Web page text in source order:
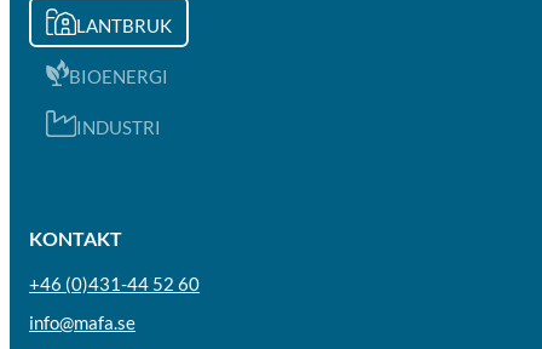
LANTBRUK
BIOENERGI
INDUSTRI
KONTAKT
+46 (0)431-44 52 60
info@mafa.se